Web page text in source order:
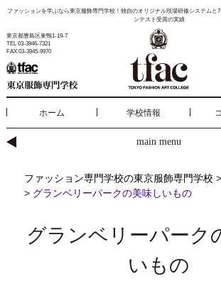
ファッションを学ぶなら東京服飾専門学校！独自のオリジナル現場研修システムと
ンテスト受賞の実績
東京都豊島区巣鴨1-19-7
TEL 03-3946-7321
FAX 03-3945-9970
ホーム 学校情報
main menu
ファッション専門学校の東京服飾専門学校 >
> グランベリーパークの美味しいもの
グランベリーパーク
いもの